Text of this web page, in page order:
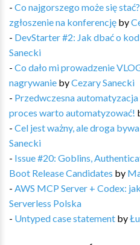
- Co najgorszego może się
zgłoszenie na konferencję by
- DevStarter #2: Jak dbać o
Sanecki
- Co dało mi prowadzenie
nagrywanie byCezary Sanecki
- Przedwczesna
proces warto automatyzować!
- Cel jest ważny, ale droga
Sanecki
- Issue #20: Goblins,
Boot Release Candidates by
- AWS MCP Server + Codex:
Serverless Polska
- Untyped case statement by